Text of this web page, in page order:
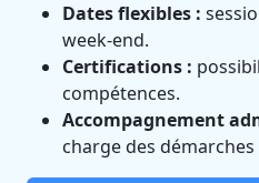
Dates flexibles :
week-end.
Certifications :
compétences.
Accompagnement
charge des démarches